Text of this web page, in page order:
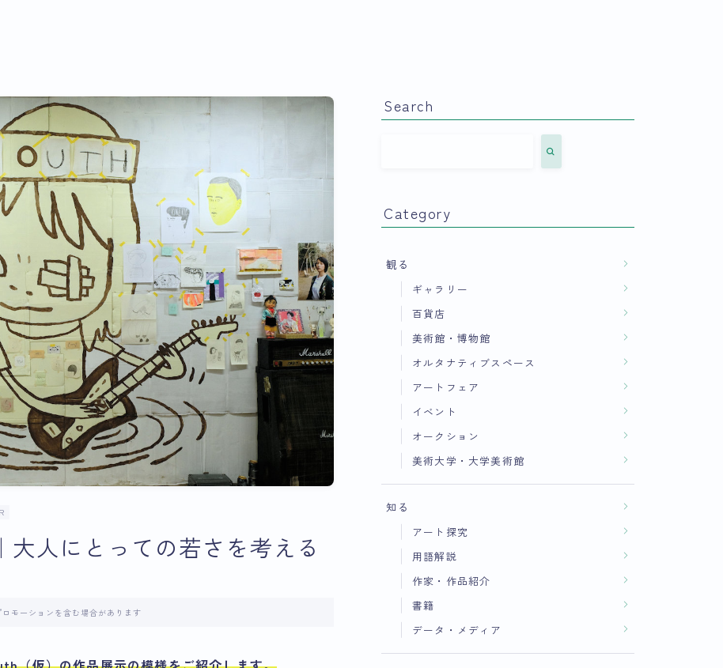
人にとっての若さを考える
モーションを含む場合があります
Search
Category
観る
ギャラリー
百貨店
美術館・博物館
オルタナティブスペース
アートフェア
イベント
オークション
美術大学・大学美術館
知る
アート探究
用語解説
作家・作品紹介
書籍
データ・メディア